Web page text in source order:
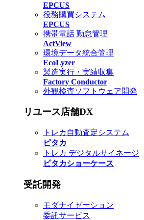
EPCUS
役務購買システム
EPCUS
携帯電話 勤怠管理
ActView
環境データ統合管理
EcoLyzer
製造実行・実績収集
Factory Conductor
外観検査ソフトウェア開発
リユース店舗DX
トレカ自動査定システム
ピタカ
トレカ デジタルサイネージ
ピタカショーケース
受託開発
モダナイゼーション
委託サービス